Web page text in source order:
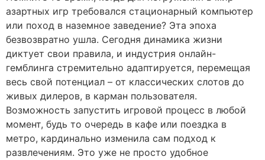
азартных игр требовался стационарный компьютер
или поход в наземное заведение? Эта эпоха
безвозвратно ушла. Сегодня динамика жизни
диктует свои правила, и индустрия онлайн-
гемблинга стремительно адаптируется, перемещая
весь свой потенциал – от классических слотов до
живых дилеров, в карман пользователя.
Возможность запустить игровой процесс в любой
момент, будь то очередь в кафе или поездка в
метро, кардинально изменила сам подход к
развлечениям. Это уже не просто удобное